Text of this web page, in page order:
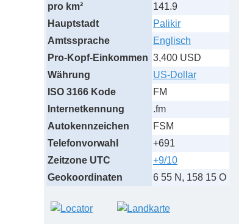
pro km²
141.9
Hauptstadt
Palikir
Amtssprache
Englisch
Pro-Kopf-Einkommen 3,400 USD
Währung
US-Dollar
ISO 3166 Kode
FM
Internetkennung
.fm
Autokennzeichen
FSM
Telefonvorwahl
+691
Zeitzone UTC
+9/10
Geokoordinaten
6 55 N, 158 15 O